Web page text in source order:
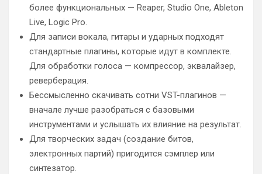
более функциональных — Reaper, Studio One, Ableton
Live, Logic Pro.
Для записи вокала, гитары и ударных подходят
стандартные плагины, которые идут в комплекте.
Для обработки голоса — компрессор, эквалайзер,
реверберация.
Бессмысленно скачивать сотни VST-плагинов —
вначале лучше разобраться с базовыми
инструментами и услышать их влияние на результат.
Для творческих задач (создание битов,
электронных партий) пригодится сэмплер или
синтезатор.